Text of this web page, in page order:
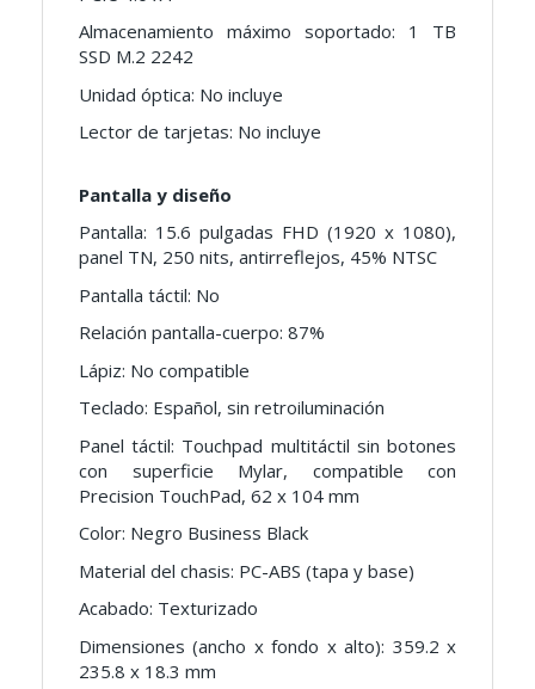
Almacenamiento máximo soportado: 1 TB
SSD M.2 2242
Unidad óptica: No incluye
Lector de tarjetas: No incluye
Pantalla y diseño
Pantalla: 15.6 pulgadas FHD (1920 x 1080),
panel TN, 250 nits, antirreflejos, 45% NTSC
Pantalla táctil: No
Relación pantalla-cuerpo: 87%
Lápiz: No compatible
Teclado: Español, sin retroiluminación
Panel táctil: Touchpad multitáctil sin botones
con superficie Mylar, compatible con
Precision TouchPad, 62 x 104 mm
Color: Negro Business Black
Material del chasis: PC-ABS (tapa y base)
Acabado: Texturizado
Dimensiones (ancho x fondo x alto): 359.2 x
235.8 x 18.3 mm